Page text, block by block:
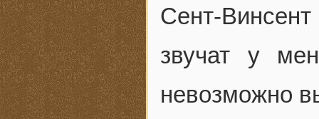
Сент-
звучат у
невозможно